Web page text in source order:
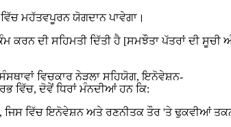
ਮਹੱਤਵਪੂਰਨ ਯੋਗਦਾਨ ਪਾਵੇਗਾ।
ਦੀ ਸਹਿਮਤੀ ਦਿੱਤੀ ਹੈ [ਸਮਝੌਤਾ ਪੱਤਰਾਂ ਦੀ ਸੂਚੀ
ਵਿਚਕਾਰ ਨੇੜਲਾ ਸਹਿਯੋਗ, ਇਨੋਵੇਸ਼ਨ-
ਵਿੱਚ, ਦੋਵੇਂ ਧਿਰਾਂ ਮੰਨਦੀਆਂ ਹਨ ਕਿ:
ਜਿਸ ਵਿੱਚ ਇਨੋਵੇਸ਼ਨ ਅਤੇ ਰਣਨੀਤਕ ਤੌਰ 'ਤੇ ਢੁਕਵੀਆਂ